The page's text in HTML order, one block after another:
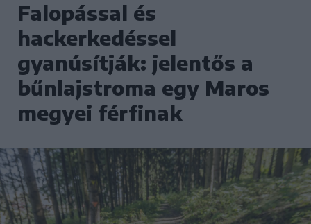
Falopással és
hackerkedéssel
gyanúsítják: jelentős a
bűnlajstroma egy Maros
megyei férfinak